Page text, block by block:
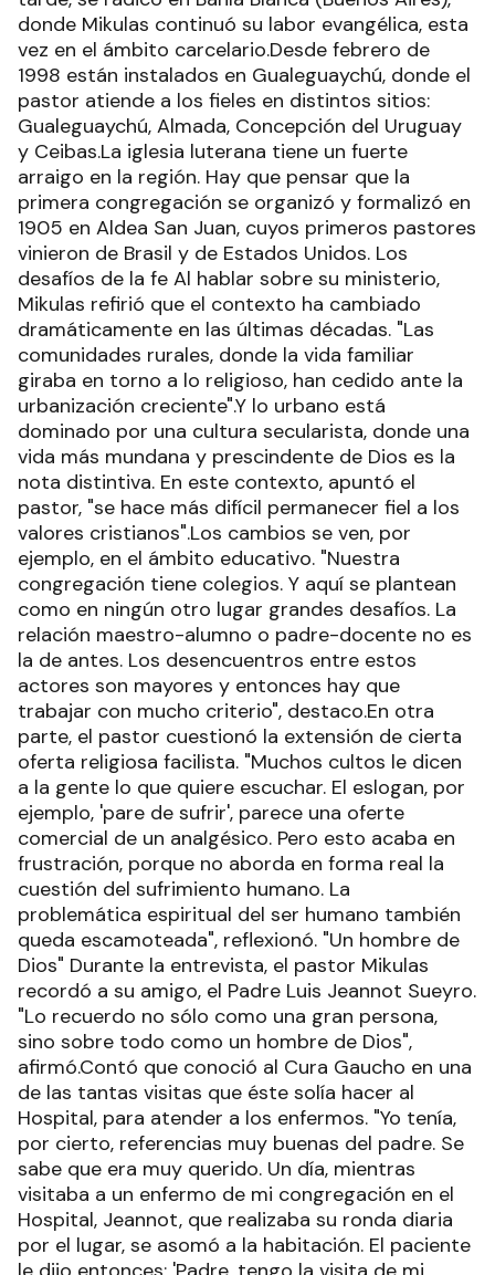
donde Mikulas continuó su labor evangélica, esta
vez en el ámbito carcelario.Desde febrero de
1998 están instalados en Gualeguaychú, donde el
pastor atiende a los fieles en distintos sitios:
Gualeguaychú, Almada, Concepción del Uruguay
y Ceibas.La iglesia luterana tiene un fuerte
arraigo en la región. Hay que pensar que la
primera congregación se organizó y formalizó en
1905 en Aldea San Juan, cuyos primeros pastores
vinieron de Brasil y de Estados Unidos. Los
desafíos de la fe Al hablar sobre su ministerio,
Mikulas refirió que el contexto ha cambiado
dramáticamente en las últimas décadas. "Las
comunidades rurales, donde la vida familiar
giraba en torno a lo religioso, han cedido ante la
urbanización creciente".Y lo urbano está
dominado por una cultura secularista, donde una
vida más mundana y prescindente de Dios es la
nota distintiva. En este contexto, apuntó el
pastor, "se hace más difícil permanecer fiel a los
valores cristianos".Los cambios se ven, por
ejemplo, en el ámbito educativo. "Nuestra
congregación tiene colegios. Y aquí se plantean
como en ningún otro lugar grandes desafíos. La
relación maestro-alumno o padre-docente no es
la de antes. Los desencuentros entre estos
actores son mayores y entonces hay que
trabajar con mucho criterio", destaco.En otra
parte, el pastor cuestionó la extensión de cierta
oferta religiosa facilista. "Muchos cultos le dicen
a la gente lo que quiere escuchar. El eslogan, por
ejemplo, 'pare de sufrir', parece una oferte
comercial de un analgésico. Pero esto acaba en
frustración, porque no aborda en forma real la
cuestión del sufrimiento humano. La
problemática espiritual del ser humano también
queda escamoteada", reflexionó. "Un hombre de
Dios" Durante la entrevista, el pastor Mikulas
recordó a su amigo, el Padre Luis Jeannot Sueyro.
"Lo recuerdo no sólo como una gran persona,
sino sobre todo como un hombre de Dios",
afirmó.Contó que conoció al Cura Gaucho en una
de las tantas visitas que éste solía hacer al
Hospital, para atender a los enfermos. "Yo tenía,
por cierto, referencias muy buenas del padre. Se
sabe que era muy querido. Un día, mientras
visitaba a un enfermo de mi congregación en el
Hospital, Jeannot, que realizaba su ronda diaria
por el lugar, se asomó a la habitación. El paciente